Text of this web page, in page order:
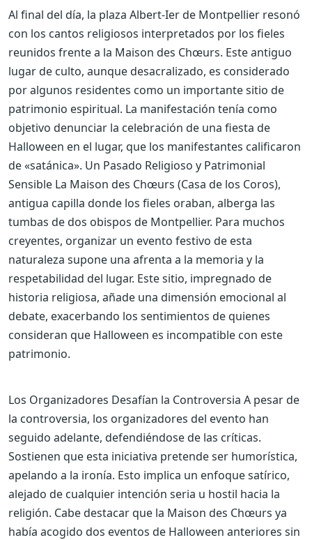
Al final del día, la plaza Albert-Ier de Montpellier resonó
con los cantos religiosos interpretados por los fieles
reunidos frente a la Maison des Chœurs. Este antiguo
lugar de culto, aunque desacralizado, es considerado
por algunos residentes como un importante sitio de
patrimonio espiritual. La manifestación tenía como
objetivo denunciar la celebración de una fiesta de
Halloween en el lugar, que los manifestantes calificaron
de «satánica». Un Pasado Religioso y Patrimonial
Sensible La Maison des Chœurs (Casa de los Coros),
antigua capilla donde los fieles oraban, alberga las
tumbas de dos obispos de Montpellier. Para muchos
creyentes, organizar un evento festivo de esta
naturaleza supone una afrenta a la memoria y la
respetabilidad del lugar. Este sitio, impregnado de
historia religiosa, añade una dimensión emocional al
debate, exacerbando los sentimientos de quienes
consideran que Halloween es incompatible con este
patrimonio.
Los Organizadores Desafían la Controversia A pesar de
la controversia, los organizadores del evento han
seguido adelante, defendiéndose de las críticas.
Sostienen que esta iniciativa pretende ser humorística,
apelando a la ironía. Esto implica un enfoque satírico,
alejado de cualquier intención seria u hostil hacia la
religión. Cabe destacar que la Maison des Chœurs ya
había acogido dos eventos de Halloween anteriores sin